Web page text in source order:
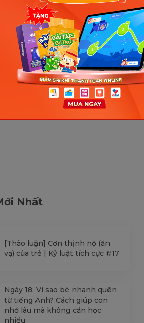
bài viết được tổng hợp nhằm
khảo và có thể thay đổi mà
trước. Quý khách vui lòng
các kênh chính thức hoặc liên
vị liên quan để nắm bắt
Nhất
[Thảo luận] Cơn thịnh nộ (ăn
vạ) của trẻ | Kỷ luật tích cực #17
Ngày 18: Vì sao bé nhanh quên
từ tiếng Anh? Cách giúp con
nhớ lâu mà không cần học
nhiều